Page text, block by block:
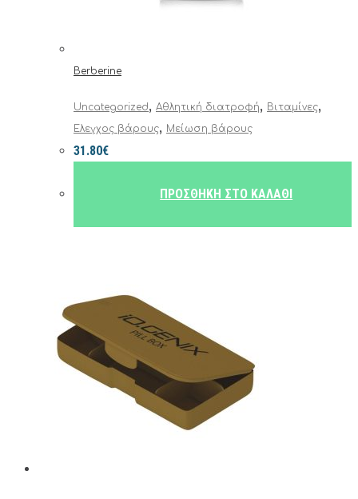
Berberine
Uncategorized, Αθλητική διατροφή, Βιταμίνες,
Έλεγχος βάρους, Μείωση βάρους
31.80€
ΠΡΟΣΘΉΚΗ ΣΤΟ ΚΑΛΆΘΙ